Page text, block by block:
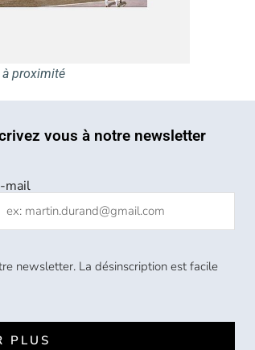
proximité
vous à notre newsletter
mail
newsletter. La désinscription est facile
PLUS